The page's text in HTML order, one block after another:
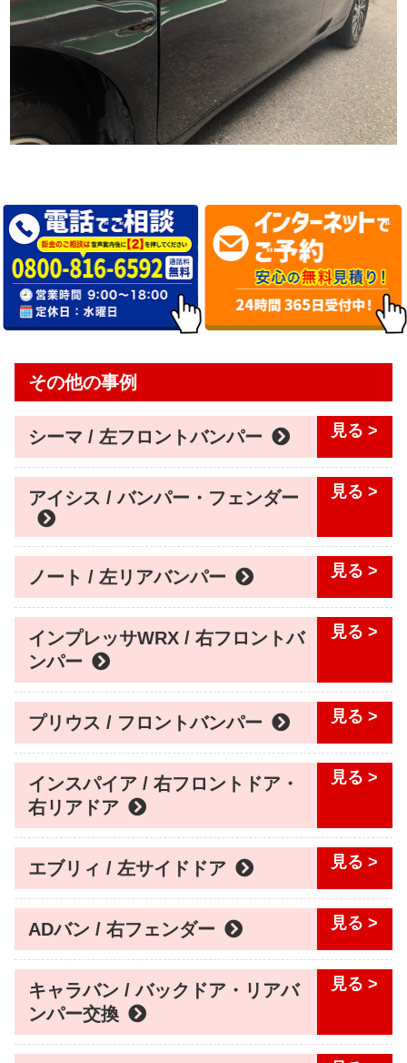
その他の事例
シーマ / 左フロントバンパー
アイシス / バンパー・フェンダー
ノート / 左リアバンパー
インプレッサWRX / 右フロントバ
ンパー
プリウス / フロントバンパー
インスパイア / 右フロントドア・
右リアドア
エブリィ / 左サイドドア
ADバン / 右フェンダー
キャラバン / バックドア・リアバ
ンパー交換